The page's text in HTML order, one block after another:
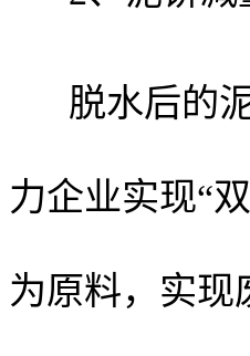
脱水后的
力企业实现“
为原料，实现